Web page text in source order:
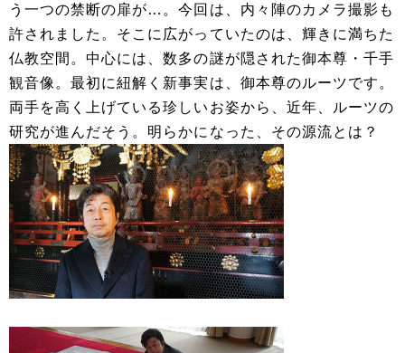
う一つの禁断の扉が…。今回は、内々陣のカメラ撮影も
許されました。そこに広がっていたのは、輝きに満ちた
仏教空間。中心には、数多の謎が隠された御本尊・千手
観音像。最初に紐解く新事実は、御本尊のルーツです。
両手を高く上げている珍しいお姿から、近年、ルーツの
研究が進んだそう。明らかになった、その源流とは？